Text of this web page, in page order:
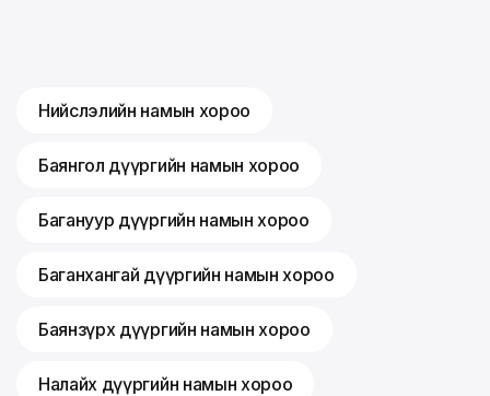
Нийслэлийн намын хороо
Баянгол дүүргийн намын хороо
Багануур дүүргийн намын хороо
Баганхангай дүүргийн намын хороо
Баянзүрх дүүргийн намын хороо
Налайх дүүргийн намын хороо